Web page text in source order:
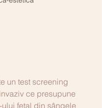
un test screening
ce presupune
fetal din sângele